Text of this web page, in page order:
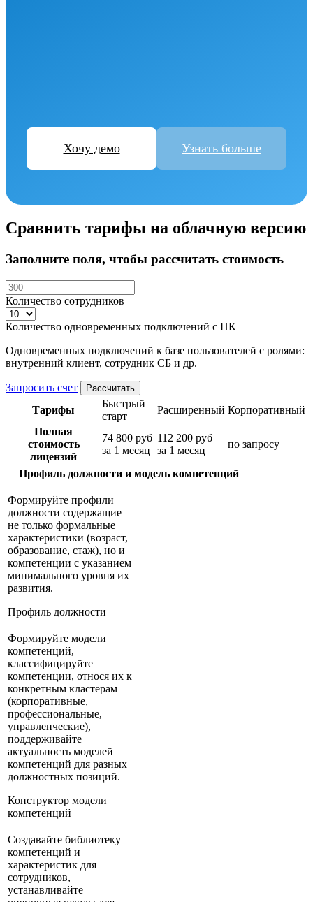
Хочу демо Узнать больше
Сравнить тарифы на облачную версию
Заполните поля, чтобы рассчитать стоимость
Количество сотрудников
Количество одновременных подключений с ПК
Одновременных подключений к базе пользователей с ролями:
внутренний клиент, сотрудник СБ и др.
Запросить счет Рассчитать
Тарифы
Быстрый
старт
Расширенный Корпоративный
Полная
стоимость
лицензий
74 800 руб
за 1 месяц
112 200 руб
за 1 месяц
по запросу
Профиль должности и модель компетенций
Формируйте профили
должности содержащие
не только формальные
характеристики (возраст,
образование, стаж), но и
компетенции с указанием
минимального уровня их
развития.
Профиль должности
Формируйте модели
компетенций,
классифицируйте
компетенции, относя их к
конкретным кластерам
(корпоративные,
профессиональные,
управленческие),
поддерживайте
актуальность моделей
компетенций для разных
должностных позиций.
Конструктор модели
компетенций
Создавайте библиотеку
компетенций и
характеристик для
сотрудников,
устанавливайте